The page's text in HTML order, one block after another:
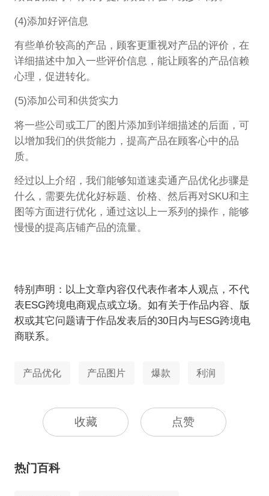
(4)添加好评信息
有些单价较高的产品，顾客更重视对产品的评价，在
详细描述中加入一些评价信息，能让顾客的产品信赖
心理，促进转化。
(5)添加公司和供货实力
将一些公司或工厂的图片添加到详细描述的后面，可
以增加我们的供货能力，提高产品在顾客心中的品
质。
经过以上介绍，我们能够知道速卖通产品优化步骤是
什么，需要先优化好标题、价格、然后再对SKU和主
图等方面进行优化，通过这以上一系列的操作，能够
慢慢的提高店铺产品的流量。
特别声明：以上文章内容仅代表作者本人观点，不代
表ESG跨境电商观点或立场。如有关于作品内容、版
权或其它问题请于作品发表后的30日内与ESG跨境电
商联系。
产品优化 产品图片 爆款 利润
收藏 点赞
热门百科